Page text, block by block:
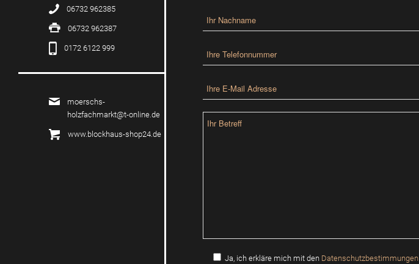
06732 962385
06732 962387
0172 6122 999
moerschs-
holzfachmarkt@t-online.de
www.blockhaus-shop24.de
Ja, ich erkläre mich mit den Datenschutz­bestimmungen